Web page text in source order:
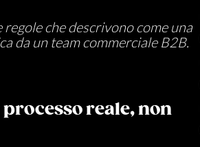
che descrivono come una
da un team commerciale B2B.
reale, non